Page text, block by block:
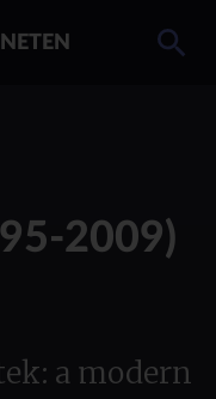
2009)
a modern